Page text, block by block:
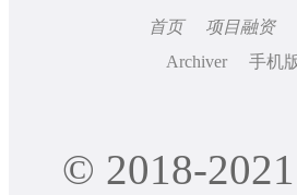
首页 项目融资
Archiver
手机
© 2018-2021